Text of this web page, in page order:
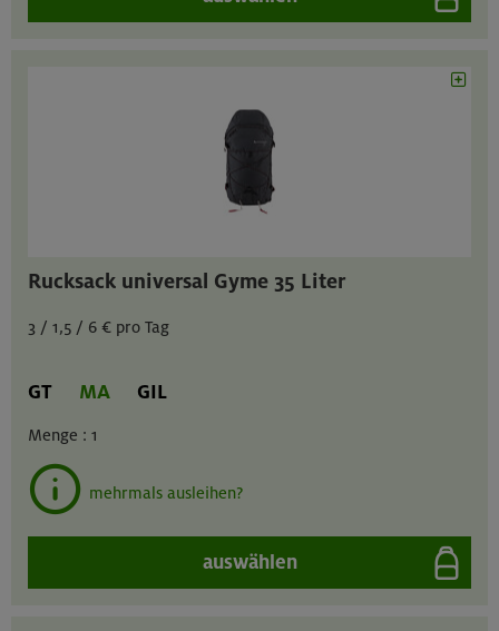
Rucksack universal Gyme 35 Liter
3 / 1,5 / 6 € pro Tag
GT MA GIL
Menge : 1
mehrmals ausleihen?
auswählen